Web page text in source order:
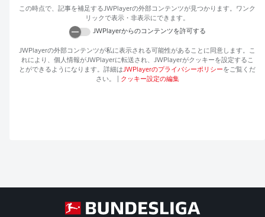
この時点で、記事を補足するJWPlayerの外部コンテンツが見つかります。ワンク
リックで表示・非表示にできます。
JWPlayerからのコンテンツを許可する
JWPlayerの外部コンテンツが私に表示される可能性があることに同意します。こ
れにより、個人情報がJWPlayerに転送され、 JWPlayerがクッキーを設定するこ
とができるようになります。詳細はJWPlayerのプライバシーポリシーをご覧くだ
さい。
クッキー設定の編集